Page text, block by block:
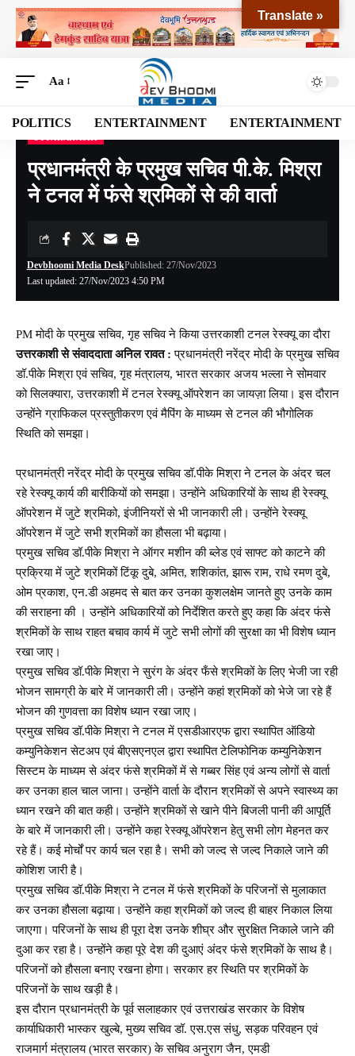
Aa
POLITICS ENTERTAINMENT ENTERTAINMENT
Devbhoomi Media>Blog> NATIONAL>UTTARAKHAND>UTTARAKASHI
प्रधानमंत्री के प्रमुख सचिव पी.के. मिश्रा
ने टनल में फंसे श्रमिकों से की वार्ता
Last updated: 27/Nov/2023 4:50 PM
Devbhoomi Media DeskPublished: 27/Nov/2023
PM मोदी के प्रमुख सचिव, गृह सचिव ने किया उत्तरकाशी टनल रेस्क्यू का दौरा
उत्तरकाशी से संवाददाता अनिल रावत : प्रधानमंत्री नरेंद्र मोदी के प्रमुख सचिव
डॉ.पीके मिश्रा एवं सचिव, गृह मंत्रालय, भारत सरकार अजय भल्ला ने सोमवार
को सिलक्यारा, उत्तरकाशी में टनल रेस्क्यू ऑपरेशन का जायज़ा लिया। इस दौरान
उन्होंने ग्राफिकल प्रस्तुतीकरण एवं मैपिंग के माध्यम से टनल की भौगोलिक
स्थिति को समझा।
प्रधानमंत्री नरेंद्र मोदी के प्रमुख सचिव डॉ.पीके मिश्रा ने टनल के अंदर चल
रहे रेस्क्यू कार्य की बारीकियों को समझा। उन्होंने अधिकारियों के साथ ही रेस्क्यू
ऑपरेशन में जुटे श्रमिको, इंजीनियरों से भी जानकारी ली। उन्होंने रेस्क्यू
ऑपरेशन में जुटे सभी श्रमिकों का हौसला भी बढ़ाया।
प्रमुख सचिव डॉ.पीके मिश्रा ने ऑगर मशीन की ब्लेड एवं साफ्ट को काटने की
प्रक्रिया में जुटे श्रमिकों टिंकू दुबे, अमित, शशिकांत, झारू राम, राधे रमण दुबे,
ओम प्रकाश, एन.डी अहमद से बात कर उनका कुशलक्षेम जानते हुए उनके काम
की सराहना की । उन्होंने अधिकारियों को निर्देशित करते हुए कहा कि अंदर फंसे
श्रमिकों के साथ राहत बचाव कार्य में जुटे सभी लोगों की सुरक्षा का भी विशेष ध्यान
रखा जाए।
प्रमुख सचिव डॉ.पीके मिश्रा ने सुरंग के अंदर फँसे श्रमिकों के लिए भेजी जा रही
भोजन सामग्री के बारे में जानकारी ली। उन्होंने कहां श्रमिकों को भेजे जा रहे हैं
भोजन की गुणवत्ता का विशेष ध्यान रखा जाए।
प्रमुख सचिव डॉ.पीके मिश्रा ने टनल में एसडीआरएफ द्वारा स्थापित ऑडियो
कम्युनिकेशन सेटअप एवं बीएसएनएल द्वारा स्थापित टेलिफोनिक कम्युनिकेशन
सिस्टम के माध्यम से अंदर फंसे श्रमिकों में से गब्बर सिंह एवं अन्य लोगों से वार्ता
कर उनका हाल चाल जाना। उन्होंने वार्ता के दौरान श्रमिकों से अपने स्वास्थ्य का
ध्यान रखने की बात कही। उन्होंने श्रमिकों से खाने पीने बिजली पानी की आपूर्ति
के बारे में जानकारी ली। उन्होंने कहा रेस्क्यू ऑपरेशन हेतु सभी लोग मेहनत कर
रहे हैं। कई मोर्चों पर कार्य चल रहा है। सभी को जल्द से जल्द निकाले जाने की
कोशिश जारी है।
प्रमुख सचिव डॉ.पीके मिश्रा ने टनल में फंसे श्रमिकों के परिजनों से मुलाकात
कर उनका हौसला बढ़ाया। उन्होंने कहा श्रमिकों को जल्द ही बाहर निकाल लिया
जाएगा। परिजनों के साथ ही पूरा देश उनके शीघ्र और सुरक्षित निकाले जाने की
दुआ कर रहा है। उन्होंने कहा पूरे देश की दुआएं अंदर फंसे श्रमिकों के साथ है।
परिजनों को हौसला बनाए रखना होगा। सरकार हर स्थिति पर श्रमिकों के
परिजनों के साथ खड़ी है।
इस दौरान प्रधानमंत्री के पूर्व सलाहकार एवं उत्तराखंड सरकार के विशेष
कार्याधिकारी भास्कर खुल्बे, मुख्य सचिव डॉ. एस.एस संधु, सड़क परिवहन एवं
राजमार्ग मंत्रालय (भारत सरकार) के सचिव अनुराग जैन, एमडी
Translate »